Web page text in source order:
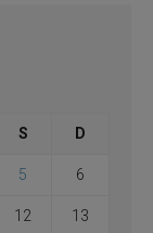
S D
5 6
12 13